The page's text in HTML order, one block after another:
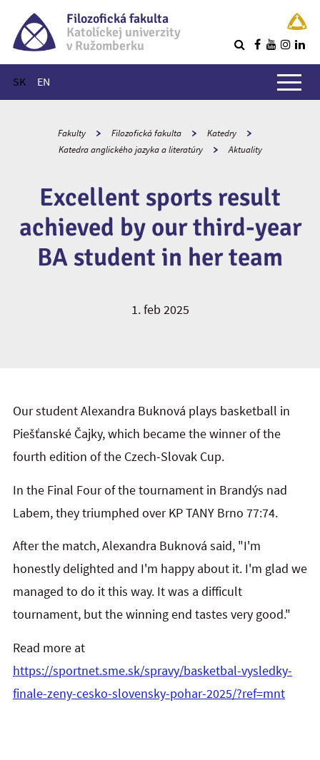
Filozofická fakulta
Katolíckej univerzity
v Ružomberku
SK EN
Hlavné menu
Fakulty Filozofická fakulta
Katedry
Katedra anglického jazyka a literatúry
Aktuality
Excellent sports result
achieved by our third-year
BA student in her team
1. feb 2025
Our student Alexandra Buknová plays basketball in
Piešťanské Čajky, which became the winner of the
fourth edition of the Czech-Slovak Cup.
In the Final Four of the tournament in Brandýs nad
Labem, they triumphed over KP TANY Brno 77:74.
After the match, Alexandra Buknová said, "I'm
honestly delighted and I'm happy about it. I'm glad we
managed to do it this way. It was a difficult
tournament, but the winning end tastes very good."
Read more at
https://sportnet.sme.sk/spravy/basketbal-vysledky-
finale-zeny-cesko-slovensky-pohar-2025/?ref=mnt